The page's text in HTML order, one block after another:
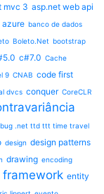
mvc 3 asp.net web api
azure banco de dados
Boleto.Net bootstrap
c#7.0 Cache
9 CNAB code first
dvcs conquer CoreCLR
.net ttd ttt time travel
design design patterns
drawing encoding
entity